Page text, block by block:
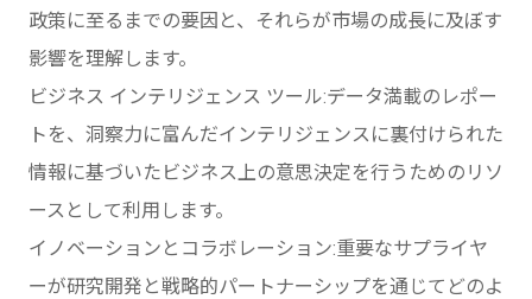
政策に至るまでの要因と、それらが市場の成長に及ぼす
影響を理解します。
ビジネス インテリジェンス ツール:データ満載のレポー
トを、洞察力に富んだインテリジェンスに裏付けられた
情報に基づいたビジネス上の意思決定を行うためのリソ
ースとして利用します。
イノベーションとコラボレーション:重要なサプライヤ
ーが研究開発と戦略的パートナーシップを通じてどのよ